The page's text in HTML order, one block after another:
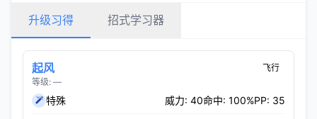
升级习得 招式学习器
起风
等级: —
飞行
特殊 威力: 40命中: 100%PP: 35